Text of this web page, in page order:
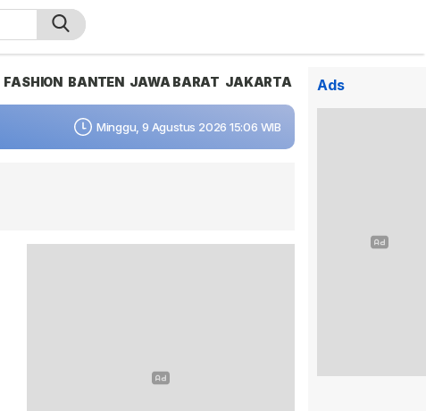
FASHION BANTEN JAWA BARAT JAKARTA
Minggu, 9 Agustus 2026 15:06 WIB
Ads